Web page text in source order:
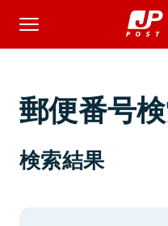
郵便番号
検索結果